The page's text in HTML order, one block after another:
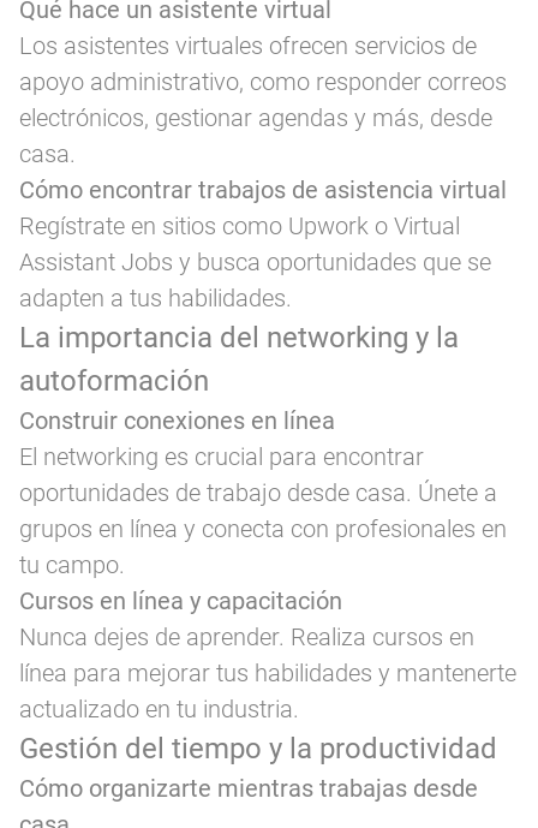
Qué hace un asistente virtual
Los asistentes virtuales ofrecen servicios de
apoyo administrativo, como responder correos
electrónicos, gestionar agendas y más, desde
casa.
Cómo encontrar trabajos de asistencia virtual
Regístrate en sitios como Upwork o Virtual
Assistant Jobs y busca oportunidades que se
adapten a tus habilidades.
La importancia del networking y la
autoformación
Construir conexiones en línea
El networking es crucial para encontrar
oportunidades de trabajo desde casa. Únete a
grupos en línea y conecta con profesionales en
tu campo.
Cursos en línea y capacitación
Nunca dejes de aprender. Realiza cursos en
línea para mejorar tus habilidades y mantenerte
actualizado en tu industria.
Gestión del tiempo y la productividad
Cómo organizarte mientras trabajas desde